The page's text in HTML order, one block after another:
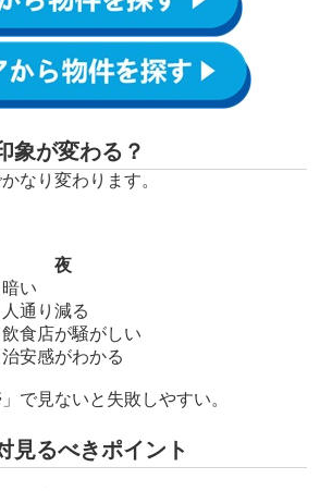
象が変わる？
なり変わります。
夜
い
通り減る
食店が騒がしい
安感がわかる
で見ないと失敗しやすい。
見るべきポイント